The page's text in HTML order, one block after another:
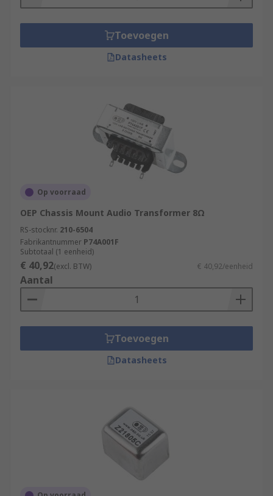
Toevoegen
Datasheets
Op voorraad
OEP Chassis Mount Audio Transformer 8Ω
RS-stocknr. 210-6504
Fabrikantnummer P74A001F
Subtotaal (1 eenheid)
€ 40,92(excl. BTW) € 40,92/eenheid
Aantal
Toevoegen
Datasheets